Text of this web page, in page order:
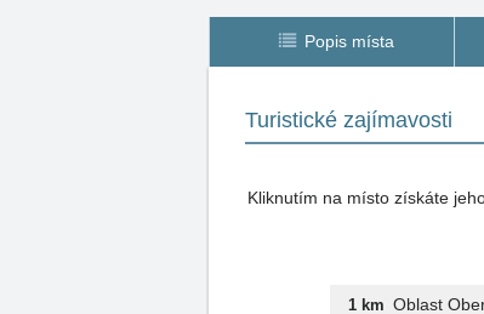
Popis místa
Turistické zajímavosti
Kliknutím na místo získáte
1 km Oblast